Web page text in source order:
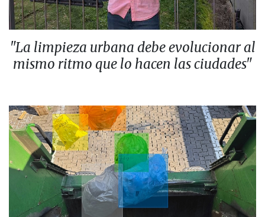
"La limpieza urbana debe evolucionar al
mismo ritmo que lo hacen las ciudades"